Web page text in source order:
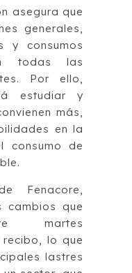
asegura que
generales,
y consumos
todas las
Por ello,
estudiar y
más,
en la
consumo de
Fenacore,
cambios que
martes
recibo, lo que
lastres